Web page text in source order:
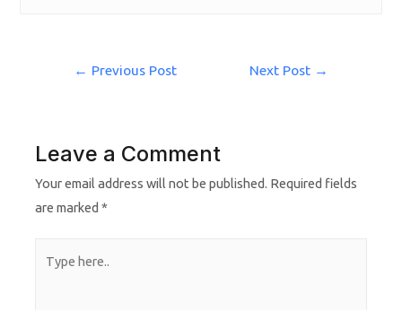
← Previous Post Next Post →
Leave a Comment
Your email address will not be published. Required fields
are marked*